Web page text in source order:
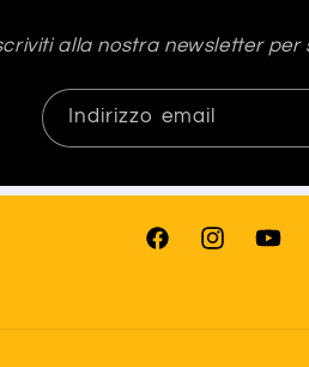
alla nostra newsletter per
Indirizzo email
FacebookInstagram